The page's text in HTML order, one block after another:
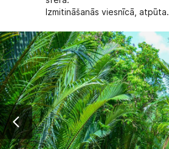
Izmitināšanās viesnīcā, atpūta.